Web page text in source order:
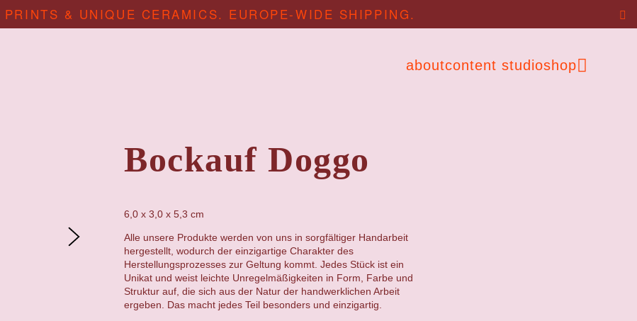
& UNIQUE CERAMICS. EUROPE-WIDE SHIPPING.
aboutcontent studioshop
Bockauf Doggo
6,0 x 3,0 x 5,3 cm
Alle unsere Produkte werden von uns in sorgfältiger Handarbeit
hergestellt, wodurch der einzigartige Charakter des
Herstellungsprozesses zur Geltung kommt. Jedes Stück ist ein
Unikat und weist leichte Unregelmäßigkeiten in Form, Farbe und
Struktur auf, die sich aus der Natur der handwerklichen Arbeit
ergeben. Das macht jedes Teil besonders und einzigartig.